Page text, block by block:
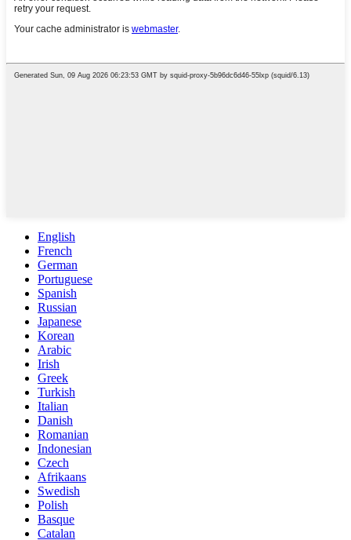
English
French
German
Portuguese
Spanish
Russian
Japanese
Korean
Arabic
Irish
Greek
Turkish
Italian
Danish
Romanian
Indonesian
Czech
Afrikaans
Swedish
Polish
Basque
Catalan